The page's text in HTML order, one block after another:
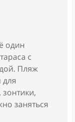
один
с
Пляж
заняться